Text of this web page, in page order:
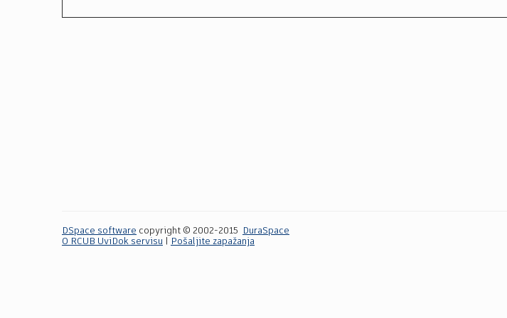
DSpace software copyright © 2002-2015
DuraSpace
O RCUB UviDok servisu
Pošaljite zapažanja